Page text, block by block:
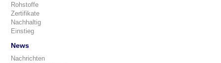
Rohstoffe
Zertifikate
Nachhaltig
Einstieg
News
Nachrichten